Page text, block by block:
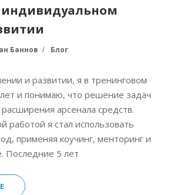
Баннов Блог
и развитии, я в тренинговом
и понимаю, что решение задач
арсенала средств.
работой я стал использовать
применяя коучинг, менторинг и
Последние 5 лет